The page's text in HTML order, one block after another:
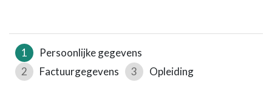
1
Persoonlijke gegevens
2
Factuurgegevens 3 Opleiding